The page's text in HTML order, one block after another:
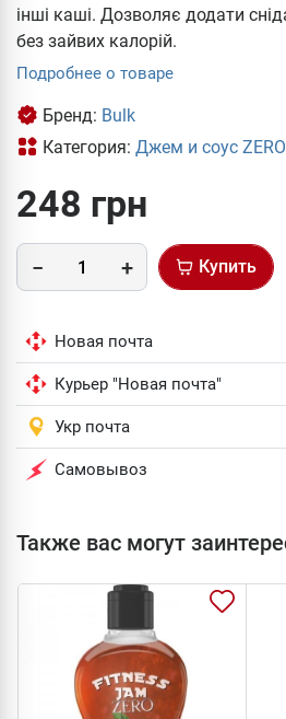
інші каші. Дозволяє додати
без зайвих калорій.
Подробнее о товаре
Бренд: Bulk
Категория: Джем и соус ZERO
248 грн
Купить
Новая почта
Курьер "Новая почта"
Укр почта
Самовывоз
Также вас могут